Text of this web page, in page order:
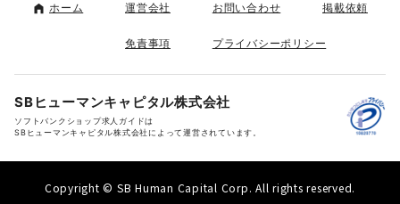
ホーム 運営会社 お問い合わせ 掲載依頼
免責事項 プライバシーポリシー
SBヒューマンキャピタル株式会社
ソフトバンクショップ求人ガイドは
SBヒューマンキャピタル株式会社によって運営されています。
Copyright © SB Human Capital Corp. All rights reserved.